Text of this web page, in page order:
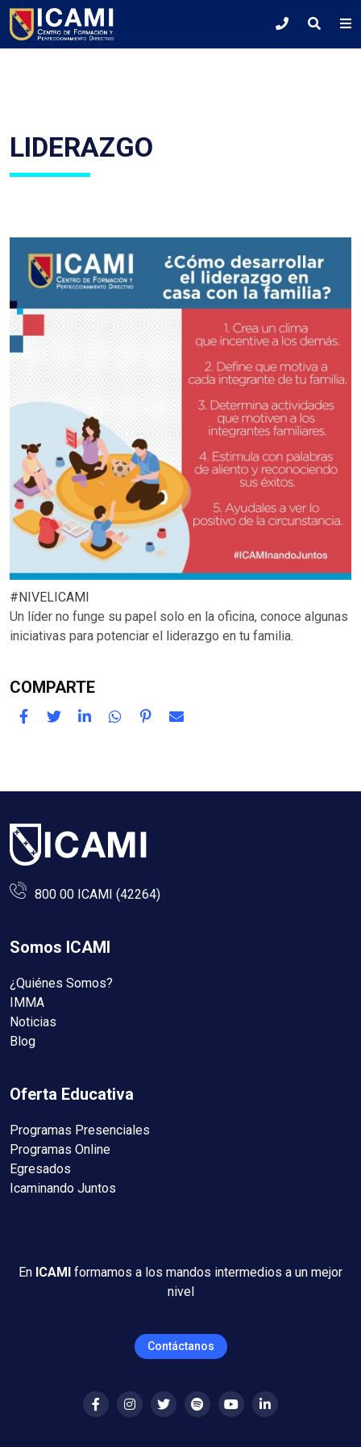
LIDERAZGO
#NIVELICAMI
Un líder no funge su papel solo en la oficina, conoce algunas
iniciativas para potenciar el liderazgo en tu familia.
COMPARTE
800 00 ICAMI (42264)
Somos ICAMI
¿Quiénes Somos?
IMMA
Noticias
Blog
Oferta Educativa
Programas Presenciales
Programas Online
Egresados
Icaminando Juntos
En ICAMI formamos a los mandos intermedios a un mejor
nivel
Contáctanos